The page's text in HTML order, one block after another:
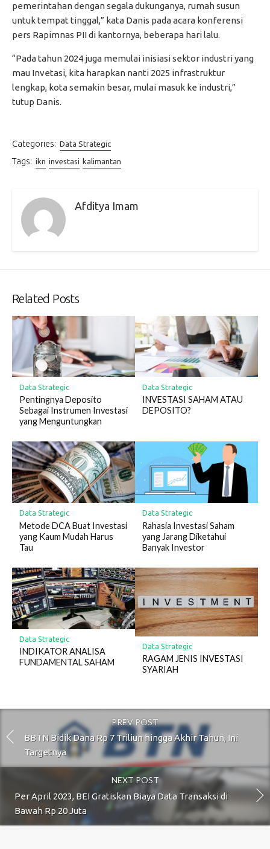
pemerintahan dengan segala dukunganya, rumah susun
untuk tempat tinggal,” kata Danis pada acara konferensi
pers Rapimnas PII di kantornya, beberapa hari lalu.
“Pada tahun 2024 juga memulai inisiasi sektor industri yang
mau Invetasi, kita harapkan nanti 2025 infrastruktur
lengkap, kota semakin besar, mulai masuk ke industri,”
tutup Danis.
Categories: Data Strategic
Tags: ikn investasi kalimantan
Afditya Imam
Related Posts
Data Strategic
Pentingnya Deposito
Sebagai Instrumen Investasi
yang Menguntungkan
Data Strategic
INVESTASI SAHAM ATAU
DEPOSITO?
Data Strategic
Metode DCA Buat Investasi
yang Kaum Mudah Harus
Tau
Data Strategic
Rahasia Investasi Saham
yang Jarang Diketahui
Banyak Investor
Data Strategic
INDIKATOR ANALISA
FUNDAMENTAL SAHAM
Data Strategic
RAGAM JENIS INVESTASI
SYARIAH
PREV POST
BBTN Bidik Dana Rp 7 Triliun hingga Akhir Tahun, Ini
Targetnya
NEXT POST
Per April 2023, BEI Gratiskan Biaya Data Transaksi di
Bawah Rp 20 Juta